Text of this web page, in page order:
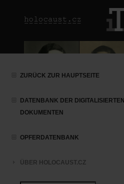
ZURÜCK ZUR HAUPTSEITE
DATENBANK DER DIGITALISIERTEN
DOKUMENTEN
OPFERDATENBANK
ÜBER HOLOCAUST.CZ